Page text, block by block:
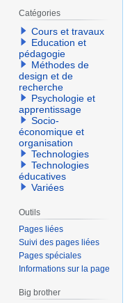
Catégories
Cours et travaux
Education et
pédagogie
Méthodes de
design et de
recherche
Psychologie et
apprentissage
Socio-
économique et
organisation
Technologies
Technologies
éducatives
Variées
Outils
Pages liées
Suivi des pages liées
Pages spéciales
Informations sur la page
Big brother